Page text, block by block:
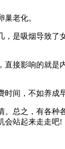
老化。
是吸烟导致
接影响的就
间，不如养成
总之，有各
会站起来走走吧!